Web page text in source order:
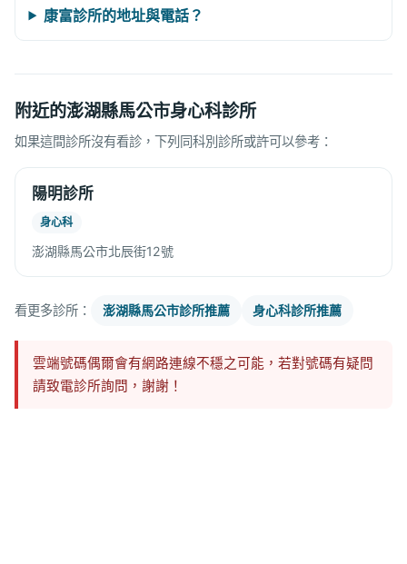
康富診所的地址與電話？
附近的澎湖縣馬公市身心科診所
如果這間診所沒有看診，下列同科別診所或許可以參考：
陽明診所
身心科
澎湖縣馬公市北辰街12號
看更多診所： 澎湖縣馬公市診所推薦 身心科診所推薦
雲端號碼偶爾會有網路連線不穩之可能，若對號碼有疑問
請致電診所詢問，謝謝！